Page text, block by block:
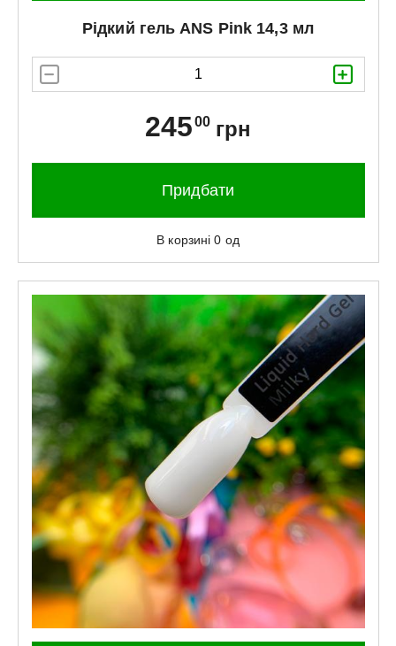
Рідкий гельANS Pink 14,3 мл
24500 грн
Придбати
В корзині0 од